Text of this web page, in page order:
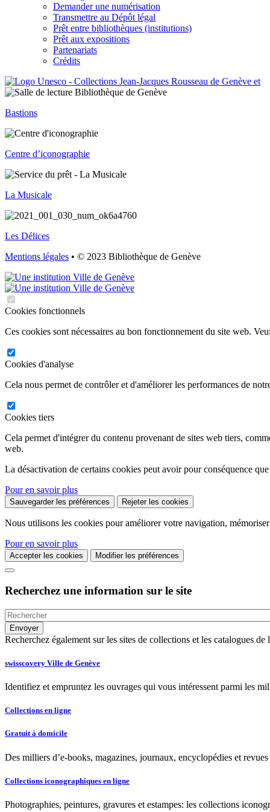
Demander une numérisation
Transmettre au Dépôt légal
Prêt entre bibliothèques (institutions)
Prêt aux expositions
Partenariats
Crédits
Bastions
Centre d’iconographie
La Musicale
Les Délices
Mentions légales • © 2023 Bibliothèque de Genève
Cookies fonctionnels
Ces cookies sont nécessaires au bon fonctionnement du site web.
Cookies d'analyse
Cela nous permet de contrôler et d'améliorer les performances de
Cookies tiers
Cela permet d'intégrer du contenu provenant de sites web tiers,
web.
La désactivation de certains cookies peut avoir pour conséquence
Pour en savoir plus
Sauvegarder les préférences Rejeter les cookies
Nous utilisons les cookies pour améliorer votre navigation,
Pour en savoir plus
Accepter les cookies Modifier les préférences
Recherchez une information sur le site
Recherchez également sur les sites de collections et les catalogues
swisscovery Ville de Genève
Identifiez et empruntez les ouvrages qui vous intéressent parmi les
Collections en ligne
Gratuit à domicile
Des milliers d’e-books, magazines, journaux, encyclopédies et
Collections iconographiques en ligne
Photographies, peintures, gravures et estampes: les collections